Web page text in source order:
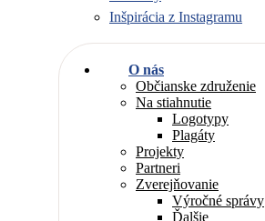
Inšpirácia z Instagramu
O nás
Občianske združenie
Na stiahnutie
Logotypy
Plagáty
Projekty
Partneri
Zverejňovanie
Výročné správy
Ďalšie